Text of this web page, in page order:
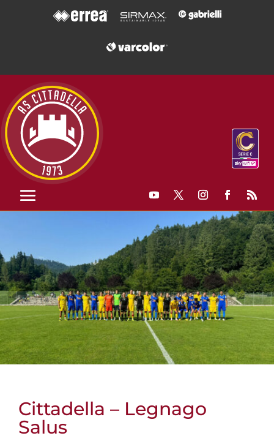
Cittadella – Legnago
Salus